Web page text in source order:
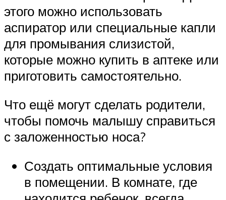
этого можно использовать
аспиратор или специальные капли
для промывания слизистой,
которые можно купить в аптеке или
приготовить самостоятельно.
Что ещё могут сделать родители,
чтобы помочь малышу справиться
с заложенностью носа?
Создать оптимальные условия
в помещении. В комнате, где